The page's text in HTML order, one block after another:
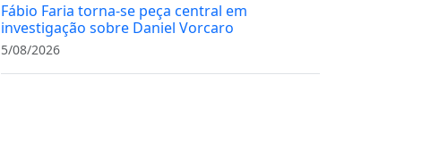
Fábio Faria torna-se peça central em
investigação sobre Daniel Vorcaro
5/08/2026